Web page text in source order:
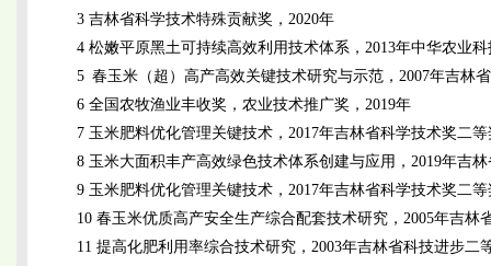
3 吉林省科学技术特殊贡献奖，2020年
4 松嫩平原黑土可持续高效利用技术体系，2013年中华农业
5 春玉米（超）高产高效关键技术研究与示范，2007年吉林
6 全国农牧渔业丰收奖，农业技术推广奖，2019年
7 玉米肥料优化管理关键技术，2017年吉林省科学技术奖二
8 玉米大面积丰产高效绿色技术体系创建与应用，2019年吉
9 玉米肥料优化管理关键技术，2017年吉林省科学技术奖二
10 春玉米优质高产安全生产综合配套技术研究，2005年吉林
11 提高化肥利用率综合技术研究，2003年吉林省科技进步二